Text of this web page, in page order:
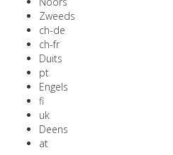
Zweeds
ch-de
ch-fr
Duits
pt
Engels
fi
uk
Deens
at